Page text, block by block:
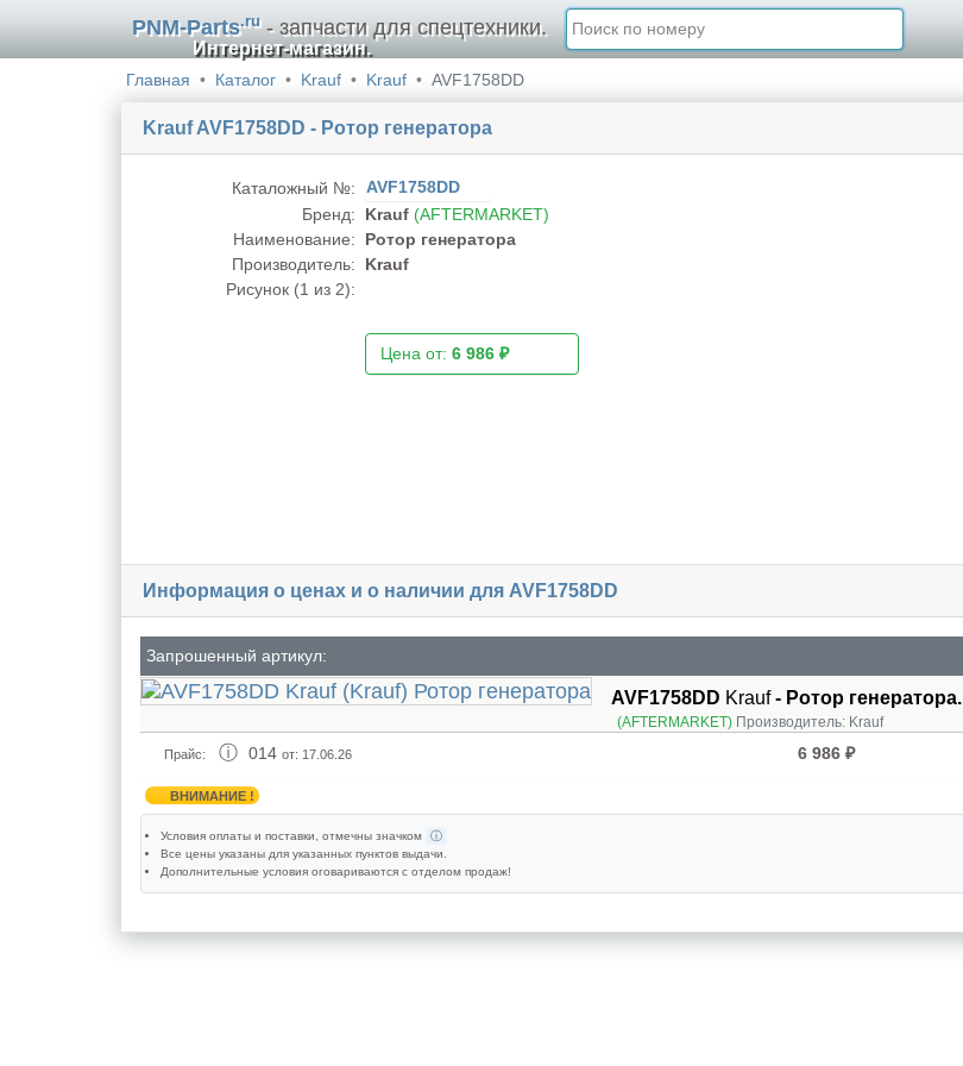
PNM-Parts.ru- запчасти для спецтехники.
Интернет-магазин.
Главная Каталог Krauf Krauf AVF1758DD
Krauf AVF1758DD - Ротор генератора
Каталожный №:
AVF1758DD
Бренд:
Krauf (AFTERMARKET)
Наименование:
Ротор генератора
Производитель:
Krauf
Рисунок (1 из 2):
Цена от: 6 986 ₽
Информация о ценах и о наличии для AVF1758DD
Запрошенный артикул:
AVF1758DD Krauf- Ротор генератора.
(AFTERMARKET)Производитель: Krauf
Прайс: 014 от: 17.06.26 6 986 ₽
ВНИМАНИЕ !
Условия оплаты и поставки , отмечны значком
ⓘ
Все цены указаны для указанных пунктов выдачи
Дополнительные условия оговариваются с отделом продаж!